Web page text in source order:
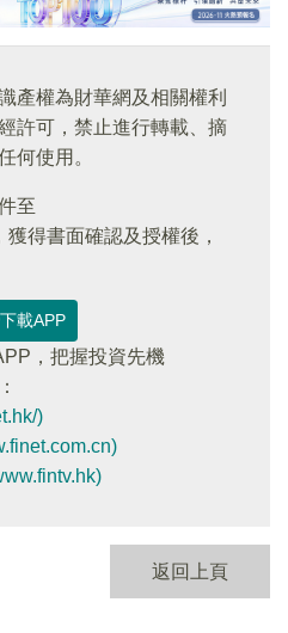
產權為財華網及相關權利
許可，禁止進行轉載、摘
何使用。
至
獲得書面確認及授權後，
下載APP
，把握投資先機
)
返回上頁